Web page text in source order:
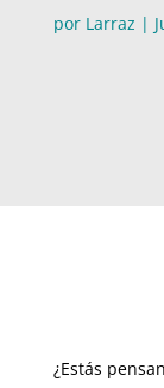
por Larraz |
¿Estás